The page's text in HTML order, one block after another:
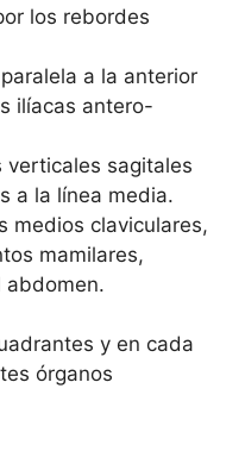
los rebordes
a la anterior
ilíacas antero-
verticales sagitales
a la línea media.
medios claviculares,
mamilares,
abdomen.
y en cada
órganos